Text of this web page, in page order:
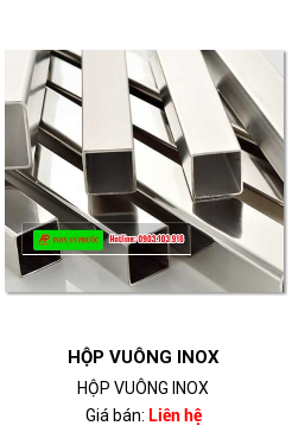
HỘP VUÔNG INOX
HỘP VUÔNG INOX
Giá bán: Liên hệ